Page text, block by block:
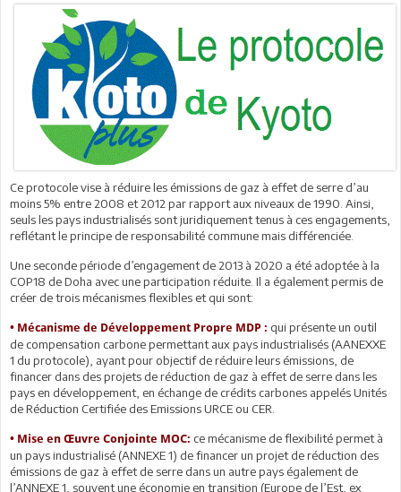
Ce protocole vise à réduire les émissions de gaz à effet de serre d’au
moins 5% entre 2008 et 2012 par rapport aux niveaux de 1990. Ainsi,
seuls les pays industrialisés sont juridiquement tenus à ces engagements,
reflétant le principe de responsabilité commune mais différenciée.
Une seconde période d’engagement de 2013 à 2020 a été adoptée à la
COP18 de Doha avec une participation réduite. Il a également permis de
créer de trois mécanismes flexibles et qui sont:
• Mécanisme de Développement Propre MDP : qui présente un outil
de compensation carbone permettant aux pays industrialisés (AANEXXE
1 du protocole), ayant pour objectif de réduire leurs émissions, de
financer dans des projets de réduction de gaz à effet de serre dans les
pays en développement, en échange de crédits carbones appelés Unités
de Réduction Certifiée des Emissions URCE ou CER.
• Mise en Œuvre Conjointe MOC: ce mécanisme de flexibilité permet à
un pays industrialisé (ANNEXE 1) de financer un projet de réduction des
émissions de gaz à effet de serre dans un autre pays également de
l’ANNEXE 1, souvent une économie en transition (Europe de l’Est, ex